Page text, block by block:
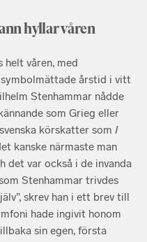
hyllar våren
helt våren, med
årstid i vitt
Stenhammar nådde
som Grieg eller
körskatter som I
kanske närmaste man
det var också i de invanda
Stenhammar trivdes
skrev han i ett brev till
hade ingivit honom
sin egen, första